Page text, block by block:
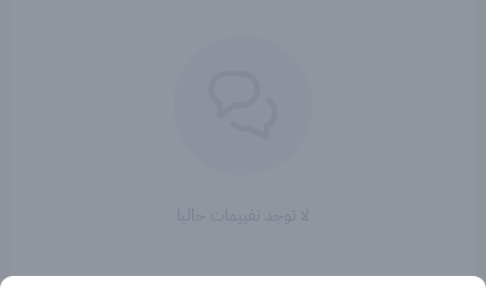
لا توجد تقييمات حاليا